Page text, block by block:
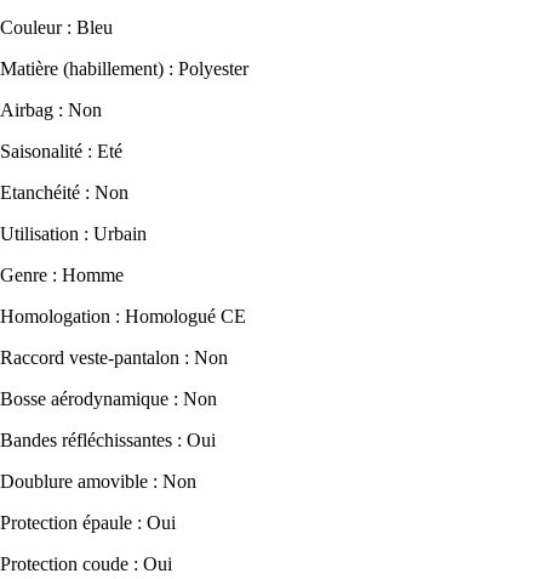
Couleur : Bleu
Matière (habillement) : Polyester
Airbag : Non
Saisonalité : Eté
Etanchéité : Non
Utilisation : Urbain
Genre : Homme
Homologation : Homologué CE
Raccord veste-pantalon : Non
Bosse aérodynamique : Non
Bandes réfléchissantes : Oui
Doublure amovible : Non
Protection épaule : Oui
Protection coude : Oui